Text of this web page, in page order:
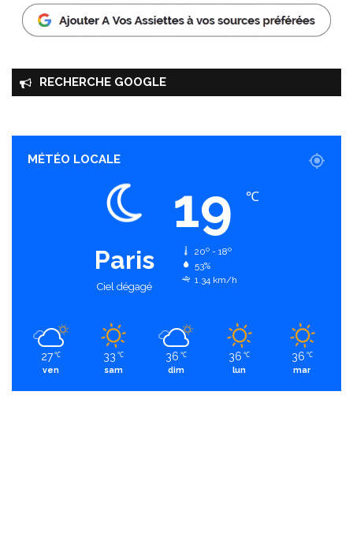
RECHERCHE GOOGLE
MÉTÉO LOCALE
Paris
Ciel dégagé
19 ℃
20º - 18º
53%
1.34 km/h
27 ℃
ven
33 ℃
sam
36 ℃
dim
36 ℃
lun
36 ℃
mar